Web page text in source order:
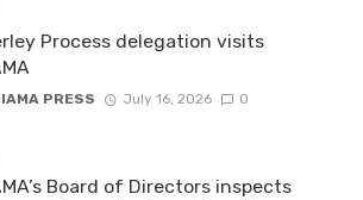
Process delegation visits
PRESS July 16, 2026 0
Board of Directors inspects